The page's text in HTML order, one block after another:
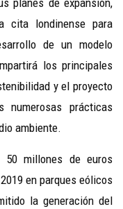
planes de expansión,
cita londinense para
de un modelo
los principales
y el proyecto
numerosas prácticas
ambiente.
millones de euros
en parques eólicos
la generación del